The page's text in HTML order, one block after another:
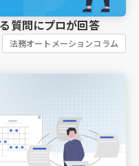
質問にプロが回答
法務オートメーションコラム